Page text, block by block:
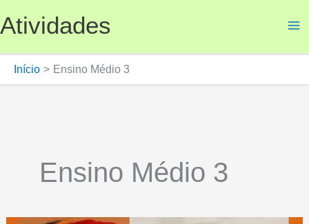
para
conteúdo
Atividades
Início Ensino Médio 3
Ensino Médio 3